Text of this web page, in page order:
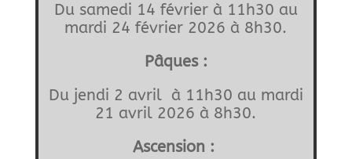
Du samedi 14 février à 11h30 au
mardi 24 février 2026 à 8h30.
Pâques :
Du jendi 2 avril à 11h30 au mardi
21 avril 2026 à 8h30.
Ascension :